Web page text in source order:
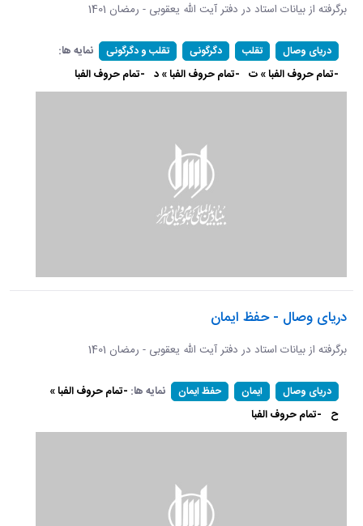
برگرفته از بیانات استاد در دفتر آیت الله یعقوبی - رمضان 1401
دریای وصال تقلب دگرگونی تقلب و دگرگونی
نمایه ها:
-تمام حروف الفبا » ت -تمام حروف الفبا » د -تمام حروف الفبا
دریای وصال - حفظ ایمان
برگرفته از بیانات استاد در دفتر آیت الله یعقوبی - رمضان 1401
دریای وصال ایمان حفظ ایمان نمایه ها: -تمام حروف الفبا »
ح -تمام حروف الفبا